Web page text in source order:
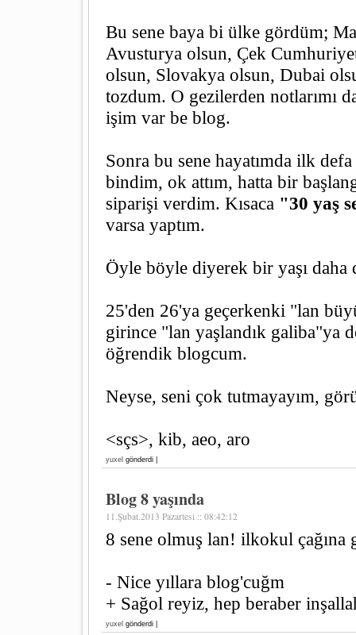
Bu sene baya bi ülke gördüm;
Avusturya olsun, Çek
olsun, Slovakya olsun, Dubai
tozdum. O gezilerden notlarımı
işim var be blog.
Sonra bu sene hayatımda ilk
bindim, ok attım, hatta bir
siparişi verdim. Kısaca "30 yaş
varsa yaptım.
Öyle böyle diyerek bir yaşı
25'den 26'ya geçerkenki "lan
girince "lan yaşlandık galiba"ya
öğrendik blogcum.
Neyse, seni çok tutmayayım,
<sçs>, kib, aeo, aro
yuxel gönderdi |
Blog 8 yaşında
11.Şubat.2013 Pazartesi :: 08:42:12
8 sene olmuş lan! ilkokul çağına
- Nice yıllara blog'cuğm
+ Sağol reyiz, hep beraber
yuxel gönderdi |